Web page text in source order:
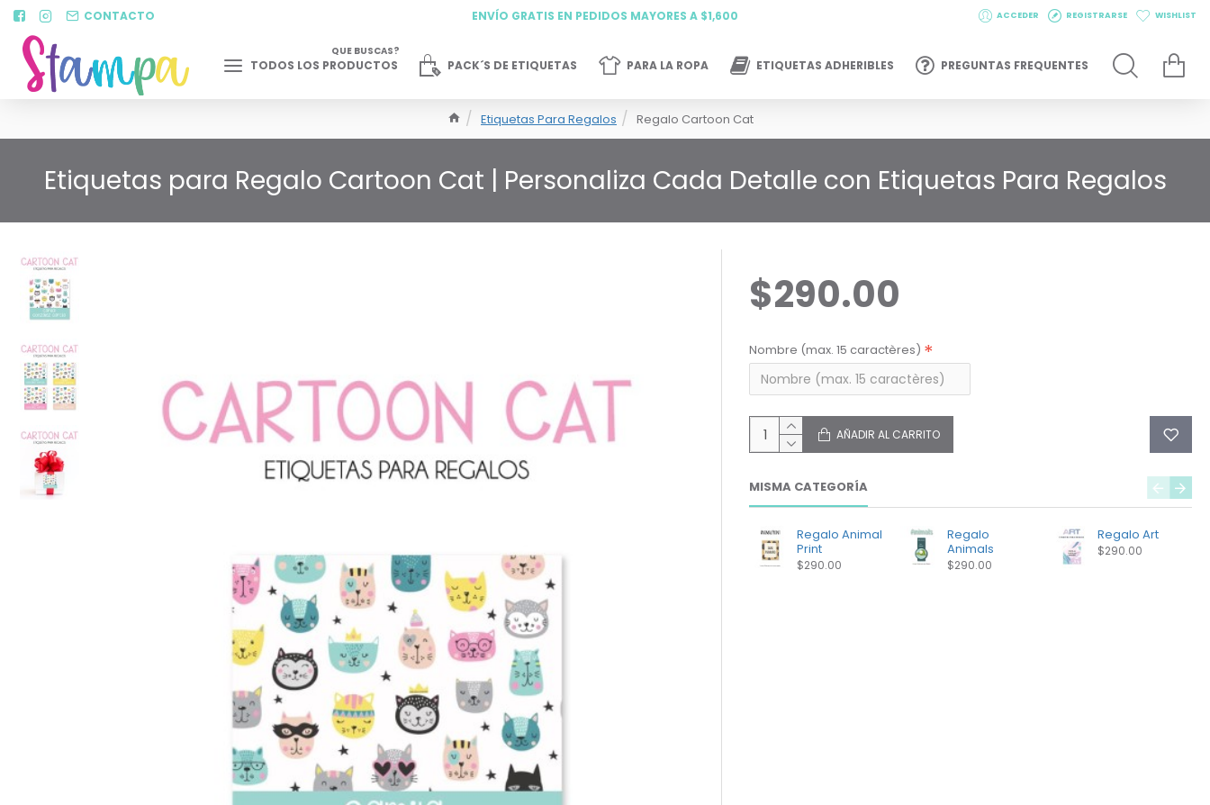
CONTACTO ENVÍO GRATIS EN PEDIDOS MAYORES A $1,600 ACCEDER REGISTRARSE WISHLIST
TODOS LOS PRODUCTOS
QUE BUSCAS?
PACK´S DE ETIQUETAS PARA LA ROPA ETIQUETAS ADHERIBLES PREGUNTAS FREQUENTES
Etiquetas Para Regalos Regalo Cartoon Cat
Etiquetas para Regalo Cartoon Cat | Personaliza Cada Detalle con Etiquetas Para Regalos
$290.00
Nombre (max. 15 caractères)
AÑADIR AL CARRITO
MISMA CATEGORÍA
Regalo Animal
Print
$290.00
Regalo
Animals
$290.00
Regalo Art
$290.00